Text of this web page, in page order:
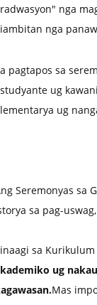
nga
nga
pagtapos sa
ug
ug
Seremonyas sa
sa pag-
sa
ug
Mas